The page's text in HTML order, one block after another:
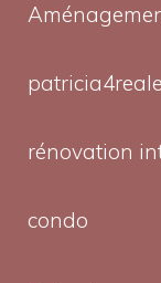
rénovation
condo